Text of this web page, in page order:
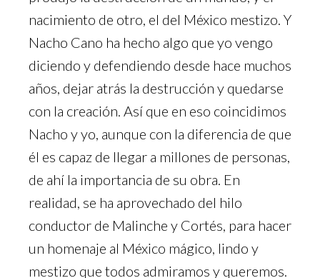
nacimiento de otro, el del México mestizo. Y
Nacho Cano ha hecho algo que yo vengo
diciendo y defendiendo desde hace muchos
años, dejar atrás la destrucción y quedarse
con la creación. Así que en eso coincidimos
Nacho y yo, aunque con la diferencia de que
él es capaz de llegar a millones de personas,
de ahí la importancia de su obra. En
realidad, se ha aprovechado del hilo
conductor de Malinche y Cortés, para hacer
un homenaje al México mágico, lindo y
mestizo que todos admiramos y queremos.